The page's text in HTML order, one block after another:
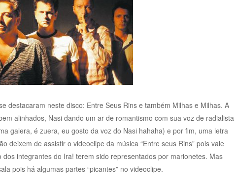
destacaram neste disco: Entre Seus Rins e também Milhas e Milhas. A
alinhados, Nasi dando um ar de romantismo com sua voz de radialista
galera, é zuera, eu gosto da voz do Nasi hahaha) e por fim, uma letra
deixem de assistir o videoclipe da música “Entre seus Rins” pois vale
integrantes do Ira! terem sido representados por marionetes. Mas
pois há algumas partes “picantes” no videoclipe.